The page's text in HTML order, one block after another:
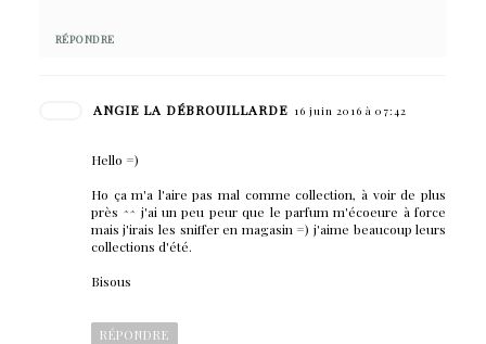
RÉPONDRE
ANGIE LA DÉBROUILLARDE 16 juin 2016 à 07:42
Hello =)
Ho ça m'a l'aire pas mal comme collection, à voir de plus
près ^^ j'ai un peu peur que le parfum m'écoeure à force
mais j'irais les sniffer en magasin =) j'aime beaucoup leurs
collections d'été.
Bisous
RÉPONDRE